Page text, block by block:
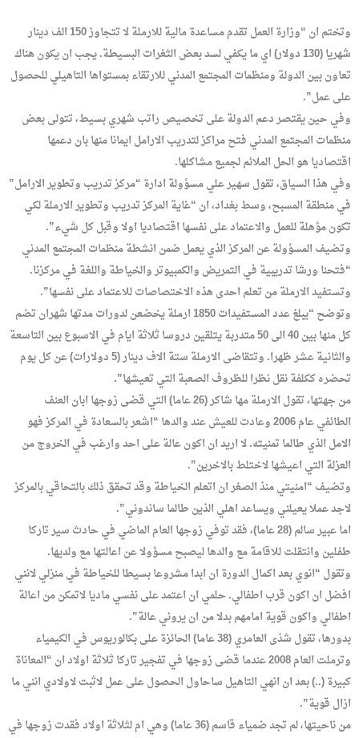
وتختم ان “وزارة العمل تقدم مساعدة مالية للارملة لا تتجاوز 150 الف دينار
شهريا (130 دولار) اي ما يكفي لسد بعض الثغرات البسيطة. يجب ان يكون هناك
تعاون بين الدولة ومنظمات المجتمع المدني للارتقاء بمستواها التاهيلي للحصول
على عمل”.
وفي حين يقتصر دعم الدولة على تخصيص راتب شهري بسيط، تتولى بعض
منظمات المجتمع المدني فتح مراكز لتدريب الارامل ايمانا منها بان دعمها
اقتصاديا هو الحل الملائم لجميع مشاكلها.
وفي هذا السياق، تقول سهير علي مسؤولة ادارة “مركز تدريب وتطوير الارامل”
في منطقة المسبح، وسط بغداد، ان “غاية المركز تدريب وتطوير الارملة لكي
تكون مؤهلة للعمل والاعتماد على نفسها اقتصاديا اولا وقبل كل شيء”.
وتضيف المسؤولة عن المركز الذي يعمل ضمن انشطة منظمات المجتمع المدني
“فتحنا ورشا تدريبية في التمريض والكمبيوتر والخياطة واللغة في مركزنا.
وتستفيد الارملة من تعلم احدى هذه الاختصاصات للاعتماد على نفسها”.
وتوضح “يبلغ عدد المستفيدات 1850 ارملة يخضعن لدورات مدتها شهران تضم
كل منها بين 40 الى 50 متدربة يتلقين دروسا ثلاثة ايام في الاسبوع بين التاسعة
والثانية عشر ظهرا. وتتقاضى الارملة ستة الاف دينار (5 دولارات) عن كل يوم
تحضره ككلفة نقل نظرا للظروف الصعبة التي تعيشها”.
من جهتها، تقول الارملة مها شاكر (26 عاما) التي قضى زوجها ابان العنف
الطائفي عام 2006 وعادت للعيش عند والدها “اشعر بالسعادة في المركز فهو
الامل الذي طالما تمنيته. لا اريد ان اكون عالة على احد وارغب في الخروج من
العزلة التي اعيشها لاختلط بالاخرين”.
وتضيف “امنيتي منذ الصغر ان اتعلم الخياطة وقد تحقق ذلك بالتحاقي بالمركز
لاجد عملا يعيلني ويساعد اهلي الذين طالما ساندوني”.
اما عبير سالم (28 عاما)، فقد توفي زوجها العام الماضي في حادث سير تاركا
طفلين وانتقلت للاقامة مع والدها ليصبح مسؤولا عن اعالتها مع ولديها.
وتقول “انوي بعد اكمال الدورة ان ابدا مشروعا بسيطا للخياطة في منزلي لانني
افضل ان اكون قرب اطفالي. حلمي ان اعتمد على نفسي ماديا لاتمكن من اعالة
اطفالي واكون قوية امامهم بدلا من ان يروني عالة”.
بدورها، تقول شذى العامري (38 عاما) الحائزة على بكالوريوس في الكيمياء
وترملت العام 2008 عندما قضى زوجها في تفجير تاركا ثلاثة اولاد ان “المعاناة
كبيرة (..) بعد ان انهي التاهيل ساحاول الحصول على عمل لاثبت لاولادي انني ما
ازال قوية”.
من ناحيتها، لم تجد ضمياء قاسم (36 عاما) وهي ام لثلاثة اولاد فقدت زوجها في